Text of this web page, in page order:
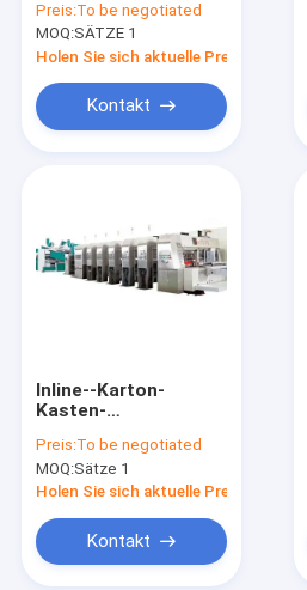
Wellpappherstellungsanlage
Preis:To be negotiated
MOQ:SÄTZE 1
Holen Sie sich aktuelle Preis
Kontakt
Inline--Karton-
Kasten-
Flexo automatische
für gewölbte Kästen
Preis:To be negotiated
MOQ:Sätze 1
Holen Sie sich aktuelle Preis
Kontakt